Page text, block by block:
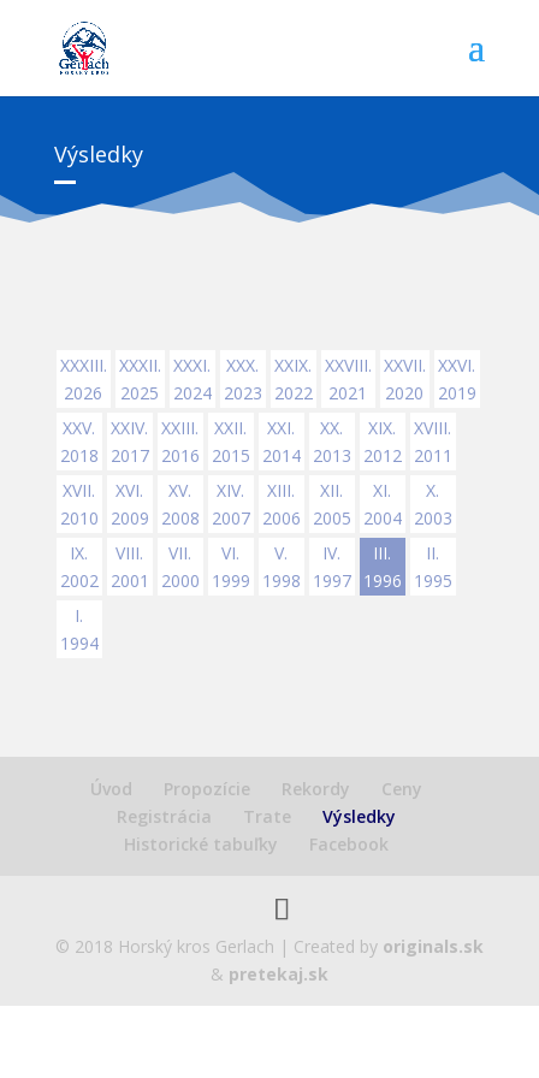
Výsledky
XXXIII.
2026
XXXII.
2025
XXXI.
2024
XXX.
2023
XXIX.
2022
XXVIII.
2021
XXVII.
2020
XXVI.
2019
XXV.
2018
XXIV.
2017
XXIII.
2016
XXII.
2015
XXI.
2014
XX.
2013
XIX.
2012
XVIII.
2011
XVII.
2010
XVI.
2009
XV.
2008
XIV.
2007
XIII.
2006
XII.
2005
XI.
2004
X.
2003
IX.
2002
VIII.
2001
VII.
2000
VI.
1999
V.
1998
IV.
1997
III.
1996
II.
1995
I.
1994
Úvod Propozície Rekordy
Ceny
Registrácia
Trate
Výsledky
Historické tabuľky
Facebook
© 2018 Horský kros Gerlach | Created by originals.sk
& pretekaj.sk